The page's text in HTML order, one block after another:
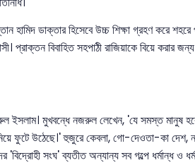
হামিদ ডাক্তার হিসেবে উচ্চ শিক্ষা গ্রহণ করে
প্রাক্তন বিবাহিত সহপাঠী রাজিয়াকে বিয়ে
ইসলাম। মুখবন্ধে নজরুল লেখেন, 'যে সমস্ত মানুষ
ফুটে উঠেছে।' হুজুরে কেবলা, গো-দেওতা-কা দেশ,
সংঘ' ব্যতীত অন্যান্য সব গল্পে ধর্মান্ধ ও